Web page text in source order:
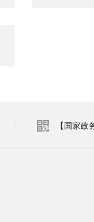
【国家政